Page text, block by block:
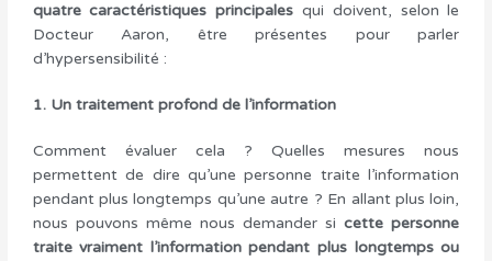
quatre caractéristiques principales qui doivent, selon le
Docteur Aaron, être présentes pour parler
d’hypersensibilité :
1. Un traitement profond de l’information
Comment évaluer cela ? Quelles mesures nous
permettent de dire qu’une personne traite l’information
pendant plus longtemps qu’une autre ? En allant plus loin,
nous pouvons même nous demander sicette personne
traite vraiment l’information pendant plus longtemps ou